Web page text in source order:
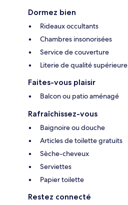
Dormez bien
Rideaux occultants
Chambres insonorisées
Service de couverture
Literie de qualité supérieure
Faites-vous plaisir
Balcon ou patio aménagé
Rafraîchissez-vous
Baignoire ou douche
Articles de toilette gratuits
Sèche-cheveux
Serviettes
Papier toilette
Restez connecté